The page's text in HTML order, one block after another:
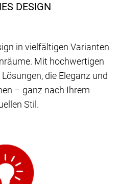
DESIGN
in vielfältigen Varianten
Mit hochwertigen
die Eleganz und
– ganz nach Ihrem
Stil.